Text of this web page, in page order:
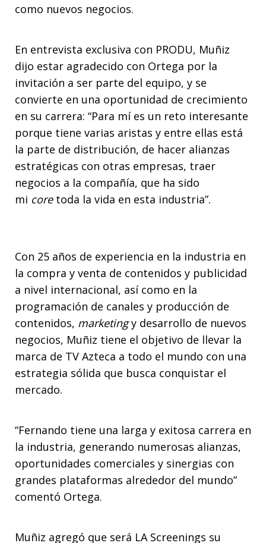
como nuevos negocios.
En entrevista exclusiva con PRODU, Muñiz
dijo estar agradecido con Ortega por la
invitación a ser parte del equipo, y se
convierte en una oportunidad de crecimiento
en su carrera: “Para mí es un reto interesante
porque tiene varias aristas y entre ellas está
la parte de distribución, de hacer alianzas
estratégicas con otras empresas, traer
negocios a la compañía, que ha sido
mi coretoda la vida en esta industria”.
Con 25 años de experiencia en la industria en
la compra y venta de contenidos y publicidad
a nivel internacional, así como en la
programación de canales y producción de
contenidos, marketingy desarrollo de nuevos
negocios, Muñiz tiene el objetivo de llevar la
marca de TV Azteca a todo el mundo con una
estrategia sólida que busca conquistar el
mercado.
“Fernando tiene una larga y exitosa carrera en
la industria, generando numerosas alianzas,
oportunidades comerciales y sinergias con
grandes plataformas alrededor del mundo”
comentó Ortega.
Muñiz agregó que será LA Screenings su